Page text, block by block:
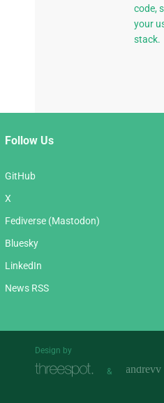
code,
your
stack.
Follow Us
GitHub
X
Fediverse (Mastodon)
Bluesky
LinkedIn
News RSS
Design by
&